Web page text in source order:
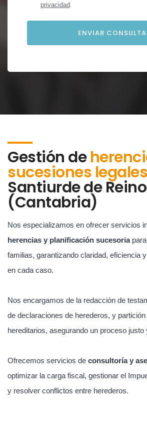
privacidad.
Gestión de
sucesiones legales
Santiurde de
(Cantabria)
Nos especializamos en ofrecer servicios
herencias y planificación sucesoriapara
familias, garantizando claridad, eficiencia
en cada caso.
Nos encargamos de la redacción de
de declaraciones de herederos, y partición
hereditarios, asegurando un proceso justo
Ofrecemos servicios de consultoría y
optimizar la carga fiscal, gestionar el
y resolver conflictos entre herederos.